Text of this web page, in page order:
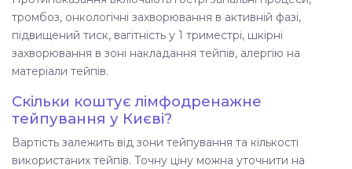
тромбоз, онкологічні захворювання в активній фазі,
підвищений тиск, вагітність у 1 триместрі, шкірні
захворювання в зоні накладання тейпів, алергію на
матеріали тейпів.
Скільки коштує лімфодренажне
тейпування у Києві?
Вартість залежить від зони тейпування та кількості
використаних тейпів. Точну ціну можна уточнити на